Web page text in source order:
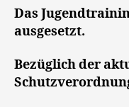
Das
ausgesetzt.
Bezüglich der